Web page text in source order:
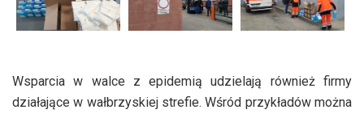
Wsparcia w walce z epidemią udzielają również firmy
działające w wałbrzyskiej strefie. Wśród przykładów można